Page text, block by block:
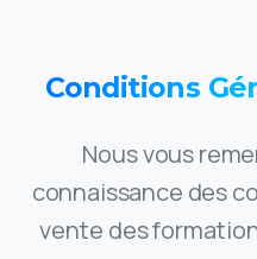
Conditions
Nous vous
connaissance des
vente des